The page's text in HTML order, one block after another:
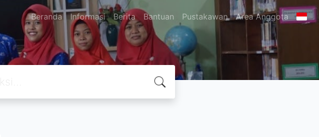
Beranda Informasi Berita Bantuan Pustakawan Area Anggota